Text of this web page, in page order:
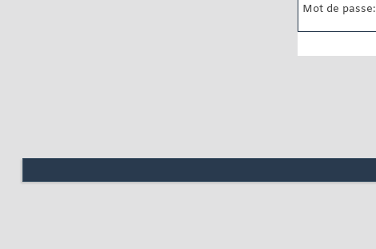
Mot de passe: